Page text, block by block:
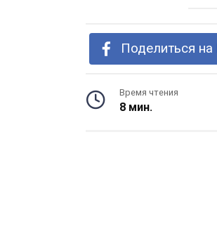
Поделиться
Время чтения
8 мин.